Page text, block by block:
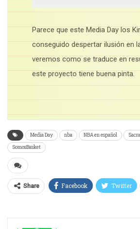
Parece que este Media Day los
conseguido despertar ilusión en
veremos como se traduce en
este proyecto tiene buena pinta.
Media Day nba NBA en español
SomosBasket
Share Facebook Twitter